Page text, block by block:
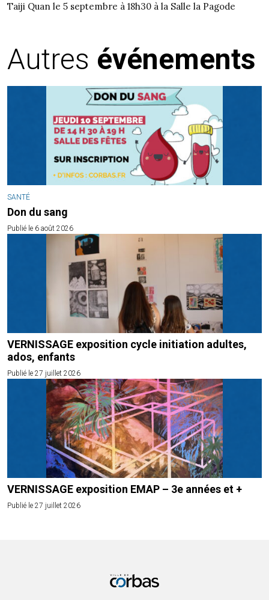
Taiji Quan le 5 septembre à 18h30 à la Salle la Pagode
Autres événements
SANTÉ
Don du sang
Publié le 6 août 2026
VERNISSAGE exposition cycle initiation adultes,
ados, enfants
Publié le 27 juillet 2026
VERNISSAGE exposition EMAP – 3e années et +
Publié le 27 juillet 2026